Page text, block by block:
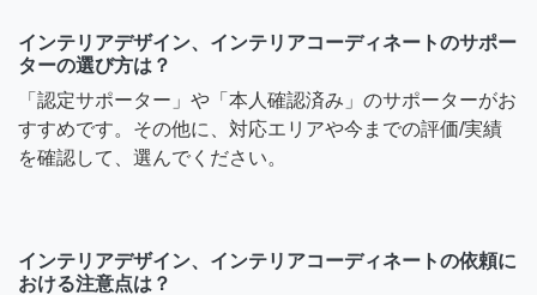
インテリアデザイン、インテリアコーディネートのサポー
ターの選び方は？
「認定サポーター」や「本人確認済み」のサポーターがお
すすめです。その他に、対応エリアや今までの評価/実績
を確認して、選んでください。
インテリアデザイン、インテリアコーディネートの依頼に
おける注意点は？